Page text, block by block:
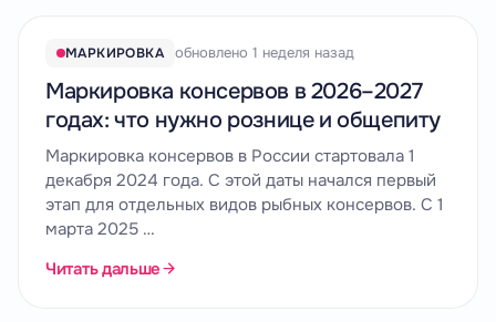
МАРКИРОВКА обновлено 1 неделя назад
Маркировка консервов в 2026–2027
годах: что нужно рознице и общепиту
Маркировка консервов в России стартовала 1
декабря 2024 года. С этой даты начался первый
этап для отдельных видов рыбных консервов. С 1
марта 2025 …
Читать дальше